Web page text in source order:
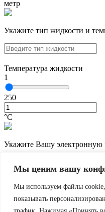
Мы ценим вашу
Мы используем файлы
показывать
метр
Укажите тип жидкости и
Температура жидкости
1
250
°С
Укажите Вашу электронную